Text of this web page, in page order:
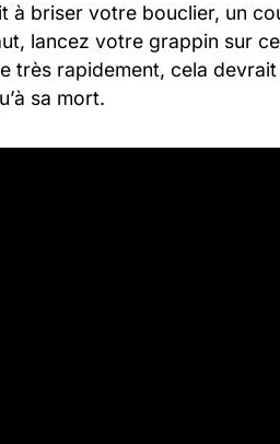
à briser votre bouclier, un
lancez votre grappin sur ce
très rapidement, cela devrait
sa mort.